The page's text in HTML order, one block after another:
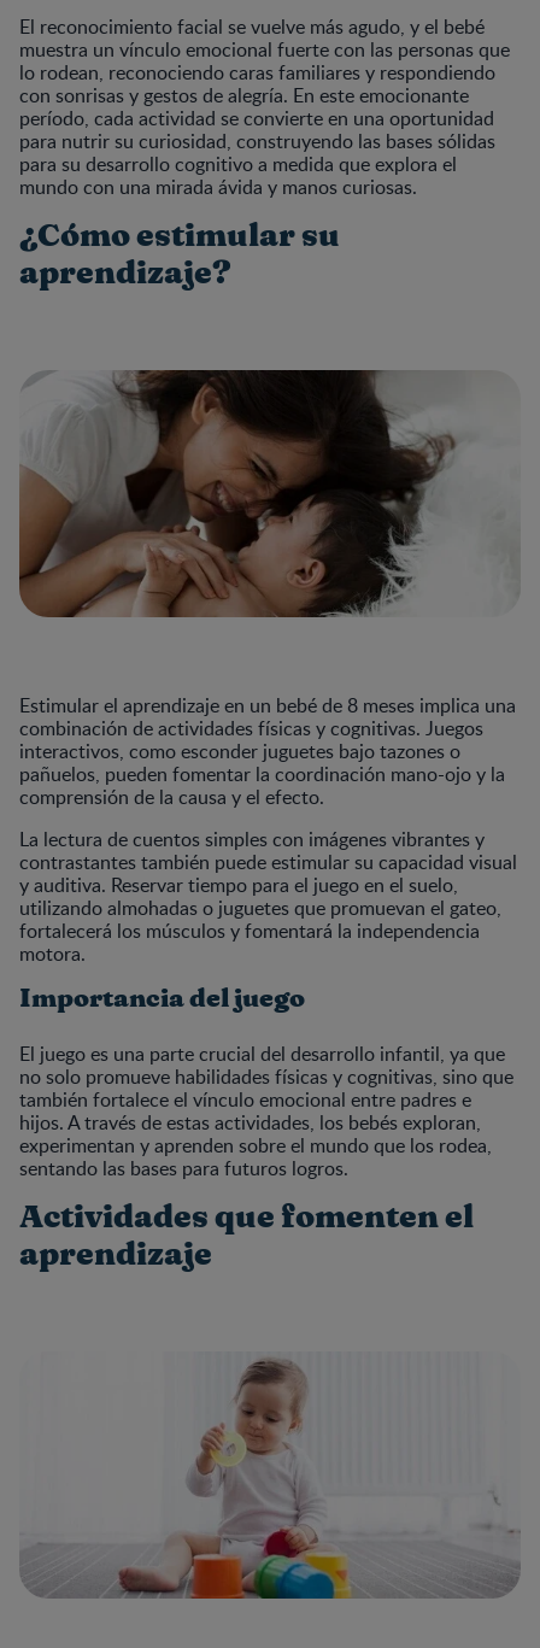
El reconocimiento facial se vuelve más agudo, y el bebé
muestra un vínculo emocional fuerte con las personas que
lo rodean, reconociendo caras familiares y respondiendo
con sonrisas y gestos de alegría. En este emocionante
período, cada actividad se convierte en una oportunidad
para nutrir su curiosidad, construyendo las bases sólidas
para su desarrollo cognitivo a medida que explora el
mundo con una mirada ávida y manos curiosas.
¿Cómo estimular su
aprendizaje?
Estimular el aprendizaje en un bebé de 8 meses implica una
combinación de actividades físicas y cognitivas. Juegos
interactivos, como esconder juguetes bajo tazones o
pañuelos, pueden fomentar la coordinación mano-ojo y la
comprensión de la causa y el efecto.
La lectura de cuentos simples con imágenes vibrantes y
contrastantes también puede estimular su capacidad visual
y auditiva. Reservar tiempo para el juego en el suelo,
utilizando almohadas o juguetes que promuevan el gateo,
fortalecerá los músculos y fomentará la independencia
motora.
Importancia del juego
El juego es una parte crucial del desarrollo infantil, ya que
no solo promueve habilidades físicas y cognitivas, sino que
también fortalece el vínculo emocional entre padres e
hijos. A través de estas actividades, los bebés exploran,
experimentan y aprenden sobre el mundo que los rodea,
sentando las bases para futuros logros.
Actividades que fomenten el
aprendizaje